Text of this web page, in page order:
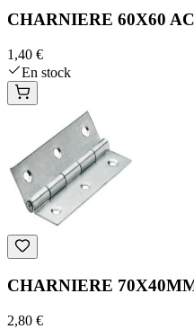
CHARNIERE 60X60
1,40 €
En stock
CHARNIERE
2,80 €